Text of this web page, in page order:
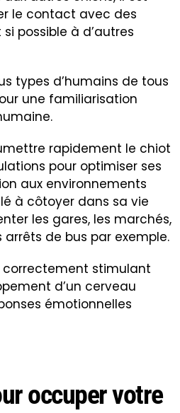
le contact avec des
possible à d’autres
types d’humains de tous
une familiarisation
rapidement le chiot
pour optimiser ses
aux environnements
à côtoyer dans sa vie
les gares, les marchés,
arrêts de bus par exemple.
correctement stimulant
d’un cerveau
émotionnelles
occuper votre